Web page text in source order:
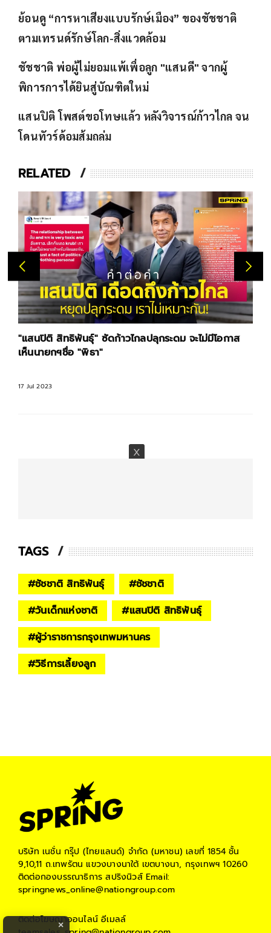
ย้อนดู “การหาเสียงแบบรักษ์เมือง” ของชัชชาติ
ตามเทรนด์รักษ์โลก-สิ่งแวดล้อม
ชัชชาติ พ่อผู้ไม่ยอมแพ้เพื่อลูก "แสนดี" จากผู้
พิการการได้ยินสู่บัณฑิตใหม่
แสนปิติ โพสต์ขอโทษแล้ว หลังวิจารณ์ก้าวไกล จน
โดนทัวร์ด้อมส้มถล่ม
RELATED
"แสนปิติ สิทธิพันธุ์" ซัดก้าวไกลปลุกระดม จะไม่มีโอกาส
เห็นนายกฯชื่อ "พิธา"
17 Jul 2023
TAGS
#ชัชชาติ สิทธิพันธุ์ #ชัชชาติ
#วันเด็กแห่งชาติ #แสนปิติ สิทธิพันธุ์
#ผู้ว่าราชการกรุงเทพมหานคร
#วิธีการเลี้ยงลูก
บริษัท เนชั่น กรุ๊ป (ไทยแลนด์) จำกัด (มหาชน) เลขที่ 1854 ชั้น
9,10,11 ถ.เทพรัตน แขวงบางนาใต้ เขตบางนา, กรุงเทพฯ 10260
ติดต่อกองบรรณาธิการ สปริงนิวส์Email:
springnews_online@nationgroup.com
ติดต่อโฆษณาออนไลน์ อีเมลล์
×